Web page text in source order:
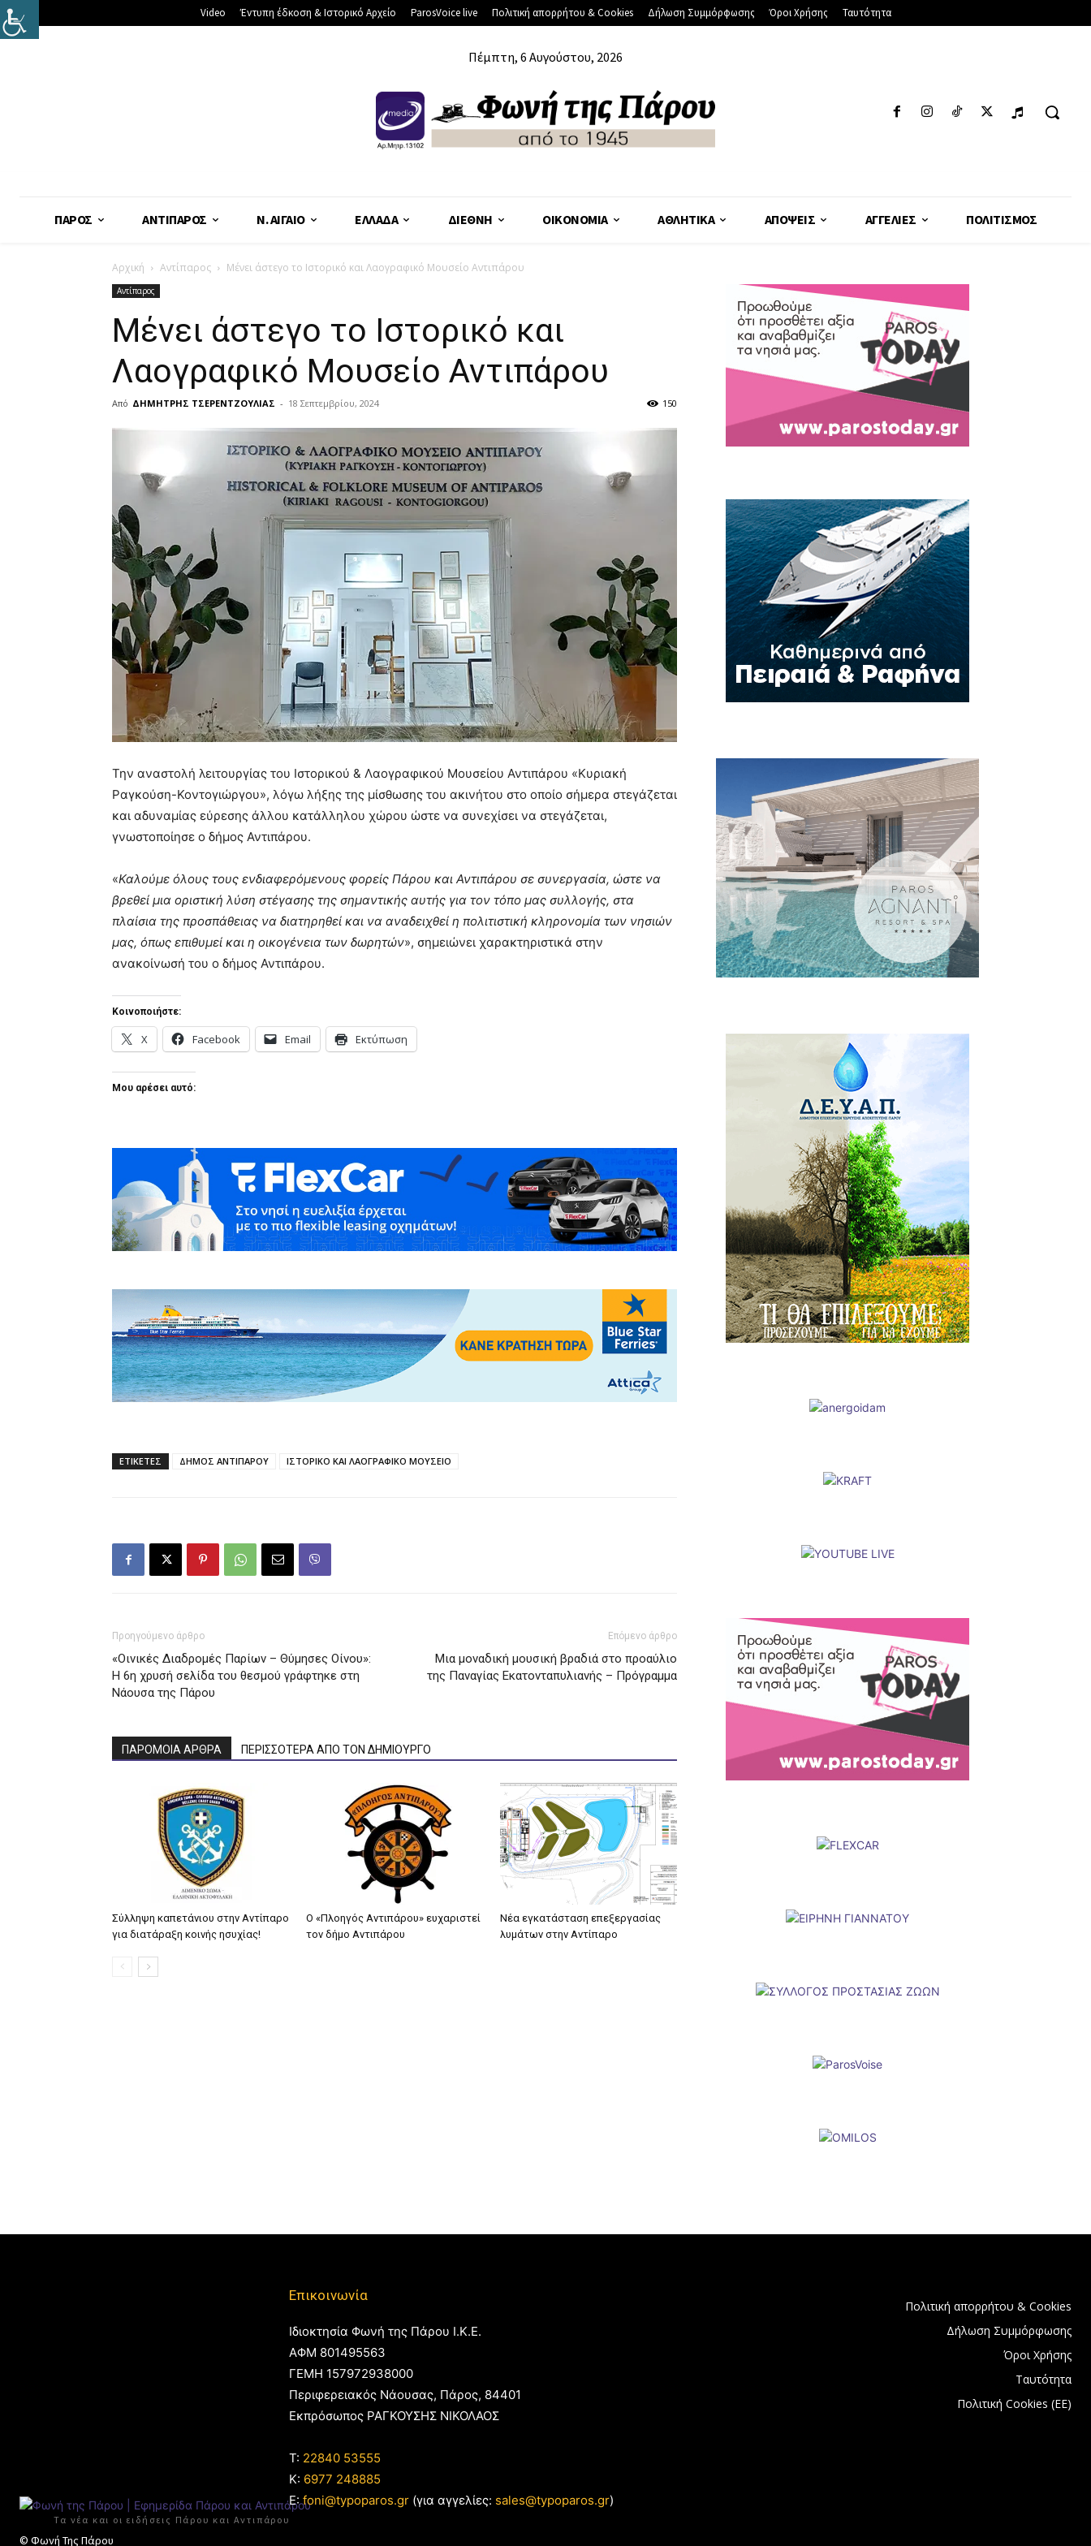
Video Έντυπη έδκοση & Ιστορικό Αρχείο ParosVoice live Πολιτική απορρήτου & Cookies Δήλωση Συμμόρφωσης Όροι Χρήσης Ταυτότητα
Πέμπτη, 6 Αυγούστου, 2026
ΠΆΡΟΣ ΑΝΤΊΠΑΡΟΣ Ν. ΑΙΓΑΊΟ ΕΛΛΆΔΑ ΔΙΕΘΝΉ ΟΙΚΟΝΟΜΊΑ ΑΘΛΗΤΙΚΆ ΑΠΌΨΕΙΣ ΑΓΓΕΛΊΕΣ ΠΟΛΙΤΙΣΜΌΣ
Αρχική Αντίπαρος Μένει άστεγο το Ιστορικό και Λαογραφικό Μουσείο Αντιπάρου
Αντίπαρος
Μένει άστεγο το Ιστορικό και
Λαογραφικό Μουσείο Αντιπάρου
Από ΔΗΜΗΤΡΗΣ ΤΣΕΡΕΝΤΖΟΥΛΙΑΣ - 18 Σεπτεμβρίου, 2024 150
Την αναστολή λειτουργίας του Ιστορικού & Λαογραφικού Μουσείου Αντιπάρου «Κυριακή
Ραγκούση-Κοντογιώργου», λόγω λήξης της μίσθωσης του ακινήτου στο οποίο σήμερα στεγάζεται
και αδυναμίας εύρεσης άλλου κατάλληλου χώρου ώστε να συνεχίσει να στεγάζεται,
γνωστοποίησε ο δήμος Αντιπάρου.
«Καλούμε όλους τους ενδιαφερόμενους φορείς Πάρου και Αντιπάρου σε συνεργασία, ώστε να
βρεθεί μια οριστική λύση στέγασης της σημαντικής αυτής για τον τόπο μας συλλογής, στα
πλαίσια της προσπάθειας να διατηρηθεί και να αναδειχθεί η πολιτιστική κληρονομία των νησιών
μας, όπως επιθυμεί και η οικογένεια των δωρητών», σημειώνει χαρακτηριστικά στην
ανακοίνωσή του ο δήμος Αντιπάρου.
Κοινοποιήστε:
X Facebook Email Εκτύπωση
Μου αρέσει αυτό:
ΕΤΙΚΕΤΕΣ ΔΗΜΟΣ ΑΝΤΙΠΑΡΟΥ ΙΣΤΟΡΙΚΟ ΚΑΙ ΛΑΟΓΡΑΦΙΚΟ ΜΟΥΣΕΙΟ
Προηγούμενο άρθρο
«Οινικές Διαδρομές Παρίων – Θύμησες Οίνου»:
H 6η χρυσή σελίδα του θεσμού γράφτηκε στη
Νάουσα της Πάρου
Επόμενο άρθρο
Mια μοναδική μουσική βραδιά στο προαύλιο
της Παναγίας Εκατονταπυλιανής – Πρόγραμμα
ΠΑΡΟΜΟΙΑ ΑΡΘΡΑ ΠΕΡΙΣΣΟΤΕΡΑ ΑΠΟ ΤΟΝ ΔΗΜΙΟΥΡΓΟ
Σύλληψη καπετάνιου στην Αντίπαρο
για διατάραξη κοινής ησυχίας!
Ο «Πλοηγός Αντιπάρου» ευχαριστεί
τον δήμο Αντιπάρου
Νέα εγκατάσταση επεξεργασίας
λυμάτων στην Αντίπαρο
Τα νέα και οι ειδήσεις Πάρου και Αντιπάρου
© Φωνή Της Πάρου
Επικοινωνία
Ιδιοκτησία Φωνή της Πάρου Ι.Κ.Ε.
ΑΦΜ 801495563
ΓΕΜΗ 157972938000
Περιφερειακός Νάουσας, Πάρος, 84401
Εκπρόσωπος ΡΑΓΚΟΥΣΗΣ ΝΙΚΟΛΑΟΣ
T: 22840 53555
Κ: 6977 248885
E:foni@typoparos.gr(για αγγελίες: sales@typoparos.gr)
Πολιτική απορρήτου & Cookies
Δήλωση Συμμόρφωσης
Όροι Χρήσης
Ταυτότητα
Πολιτική Cookies (ΕΕ)